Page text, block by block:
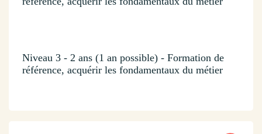
Niveau 3 - 2 ans (1 an possible) - Formation de
référence, acquérir les fondamentaux du métier